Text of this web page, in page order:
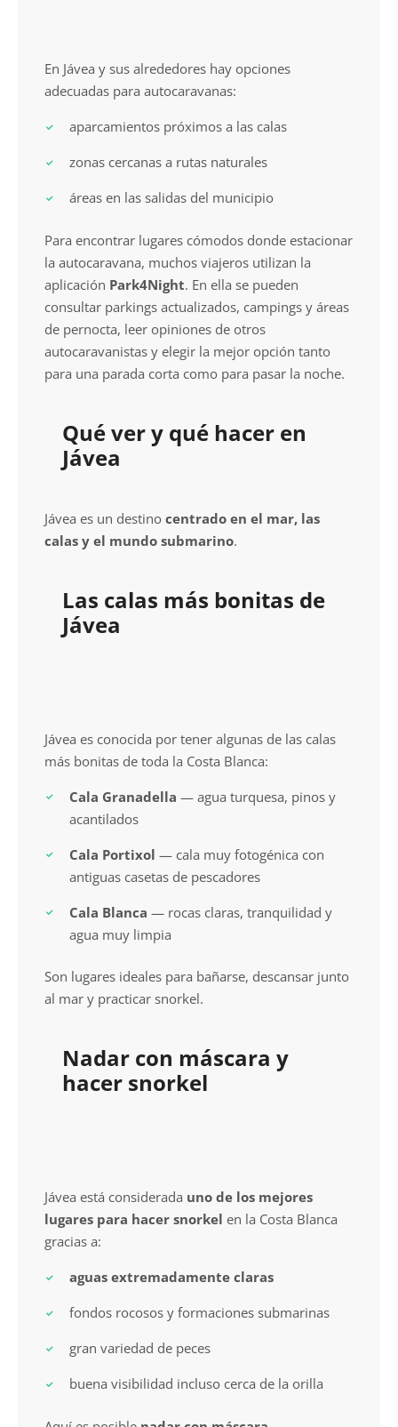
En Jávea y sus alrededores hay opciones
adecuadas para autocaravanas:
aparcamientos próximos a las calas
zonas cercanas a rutas naturales
áreas en las salidas del municipio
Para encontrar lugares cómodos donde estacionar
la autocaravana, muchos viajeros utilizan la
aplicación Park4Night. En ella se pueden
consultar parkings actualizados, campings y áreas
de pernocta, leer opiniones de otros
autocaravanistas y elegir la mejor opción tanto
para una parada corta como para pasar la noche.
Qué ver y qué hacer en
Jávea
Jávea es un destino centrado en el mar, las
calas y el mundo submarino.
Las calas más bonitas de
Jávea
Jávea es conocida por tener algunas de las calas
más bonitas de toda la Costa Blanca:
Cala Granadella — agua turquesa, pinos y
acantilados
Cala Portixol — cala muy fotogénica con
antiguas casetas de pescadores
Cala Blanca — rocas claras, tranquilidad y
agua muy limpia
Son lugares ideales para bañarse, descansar junto
al mar y practicar snorkel.
Nadar con máscara y
hacer snorkel
Jávea está considerada uno de los mejores
lugares para hacer snorkel en la Costa Blanca
gracias a:
aguas extremadamente claras
fondos rocosos y formaciones submarinas
gran variedad de peces
buena visibilidad incluso cerca de la orilla